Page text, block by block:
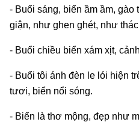
- Buổi sáng, biển ầm ầm,
giận, như ghen ghét, như
- Buổi chiều biển xám xịt,
- Buổi tôi ánh đèn le lói hiện
tươi, biển nổi sóng.
- Biển là thơ mộng, đẹp như